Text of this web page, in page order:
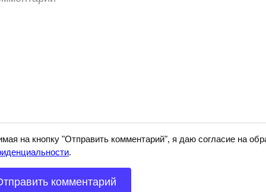
на кнопку "Отправить комментарий", я даю согласие на
.